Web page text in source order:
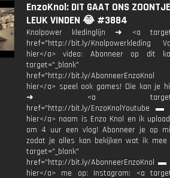
EnzoKnol: DIT GAAT ONS
LEUK VINDEN 😂 #3884
Knolpower kledinglijn ➜ <a
href="http://bit.ly/Knolpowerkleding
hier</a> video: Abonneer op dit
target="_blank"
href="http://bit.ly/
hier</a> speel ook games! Die kan je
➜ <a
href="http://bit.ly/EnzoKnolYoutube ▬
hier</a> naam is Enzo Knol en ik
om 4 uur een vlog! Abonneer je op
zodat je alles kan bekijken wat ik mee
target="_blank"
href="http://bit.ly/AbonneerEnzoKnol ▬
hier</a> me op: Instagram: <a